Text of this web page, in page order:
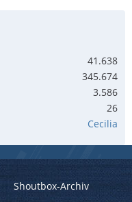
41.638
345.674
3.586
26
Cecilia
Shoutbox-Archiv